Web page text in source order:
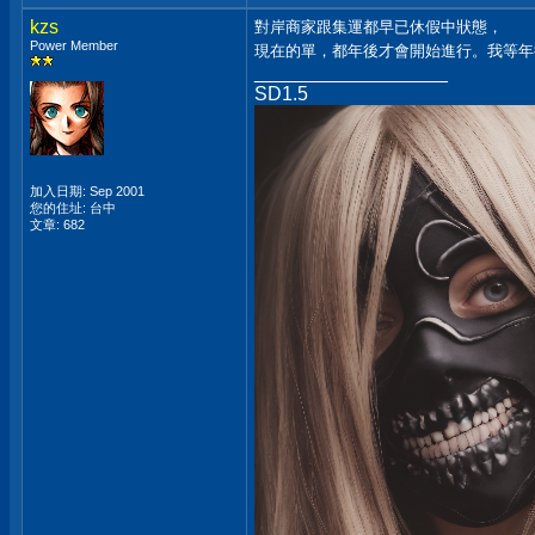
kzs
Power Member
加入日期: Sep 2001
您的住址: 台中
文章: 682
對岸商家跟集運都早已休假中狀態，
現在的單，都年後才會開始進行。我等
SD1.5